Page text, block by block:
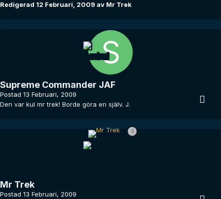
Redigerad 12 Februari, 2009 av Mr Trek
Supreme Commander JAF
Postad 13 Februari, 2009
Den var kul mr trek! Borde göra en själv. J.
Mr Trek
Postad 13 Februari, 2009